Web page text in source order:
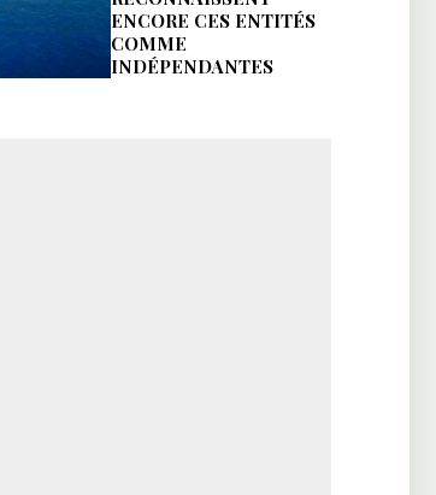
ENCORE CES ENTITÉS
COMME
INDÉPENDANTES